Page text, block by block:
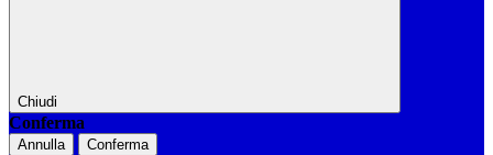
Chiudi
Conferma
Annulla Conferma